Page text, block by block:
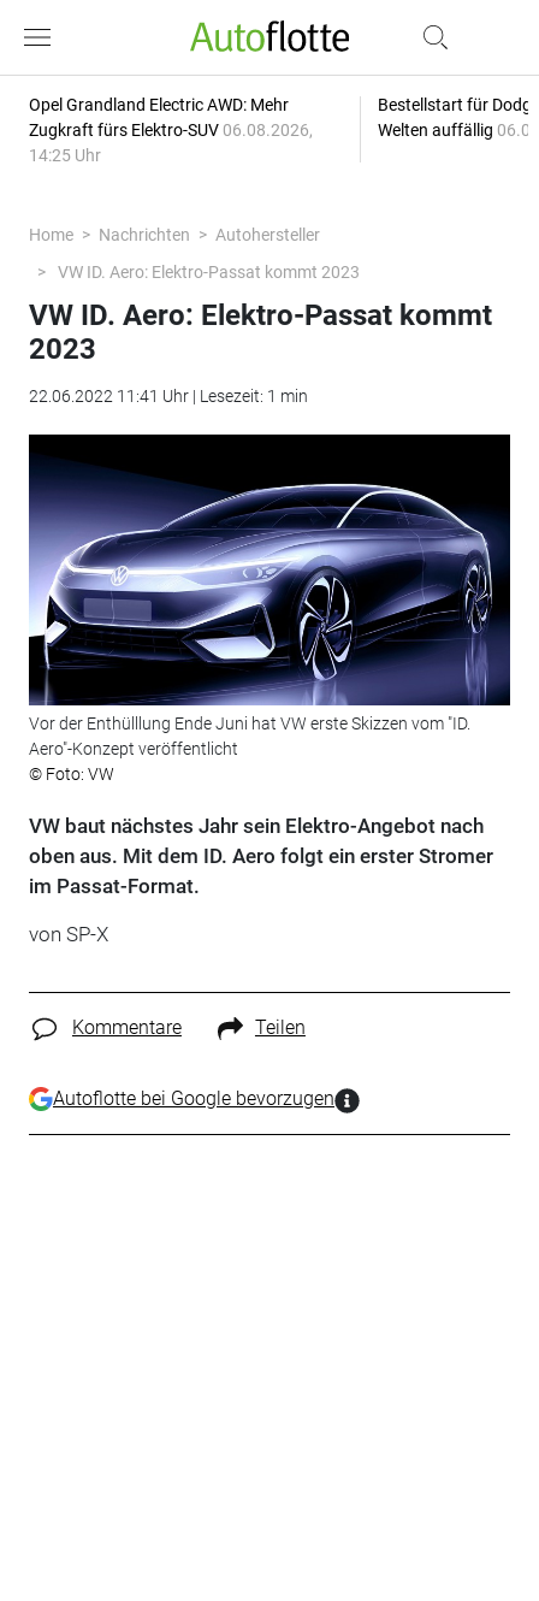
Opel Grandland Electric AWD: Mehr
Zugkraft fürs Elektro-SUV 06.08.2026,
14:25 Uhr
Bestellstart für
Welten auffällig
Home Nachrichten
Autohersteller
VW ID. Aero: Elektro-Passat kommt 2023
VW ID. Aero: Elektro-Passat kommt
2023
22.06.2022 11:41 Uhr | Lesezeit: 1 min
Vor der Enthülllung Ende Juni hat VW erste Skizzen vom "ID.
Aero"-Konzept veröffentlicht
© Foto: VW
VW baut nächstes Jahr sein Elektro-Angebot nach
oben aus. Mit dem ID. Aero folgt ein erster Stromer
im Passat-Format.
von SP-X
Kommentare Teilen
Autoflotte bei Google bevorzugen